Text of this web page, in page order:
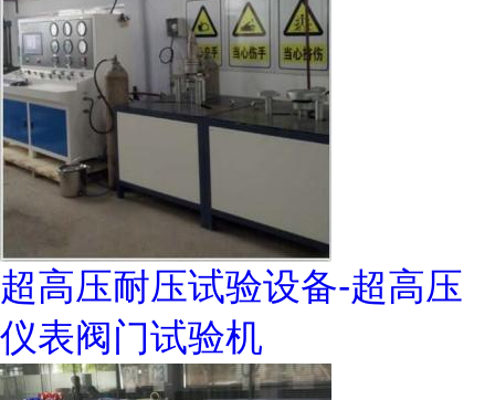
超高压耐压试验设备-超高压
仪表阀门试验机